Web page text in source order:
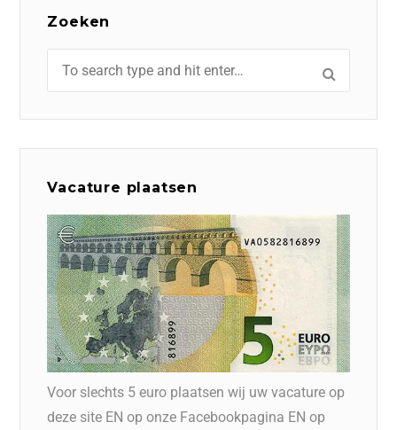
Zoeken
Vacature plaatsen
Voor slechts 5 euro plaatsen wij uw vacature op
deze site EN op onze Facebookpagina EN op